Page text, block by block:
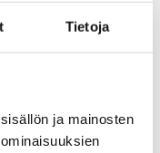
Tietoja
ja mainosten